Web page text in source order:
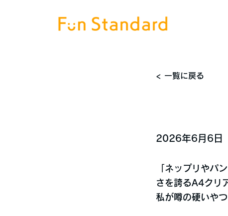
< 一覧に戻る
2026年6月6日
「ネップリやパ
さを誇るA4クリ
私が噂の硬いや